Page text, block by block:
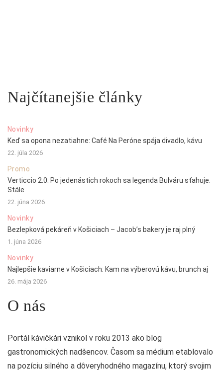
Najčítanejšie články
Novinky
Keď sa opona nezatiahne: Café Na Peróne spája divadlo, kávu
22. júla 2026
Promo
Verticcio 2.0: Po jedenástich rokoch sa legenda Bulváru sťahuje.
Stále
22. júna 2026
Novinky
Bezlepková pekáreň v Košiciach – Jacob’s bakery je raj plný
1. júna 2026
Novinky
Najlepšie kaviarne v Košiciach: Kam na výberovú kávu, brunch aj
26. mája 2026
O nás
Portál kávičkári vznikol v roku 2013 ako blog
gastronomických nadšencov. Časom sa médium etablovalo
na pozíciu silného a dôveryhodného magazínu, ktorý svojim